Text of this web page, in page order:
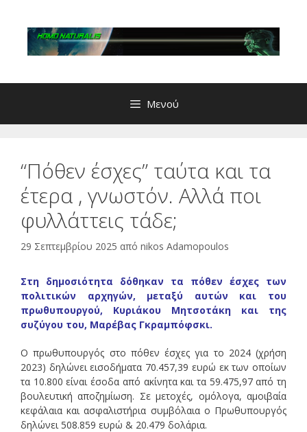
περιεχόμενο
Μενού
“Πόθεν έσχες” ταύτα και τα
έτερα , γνωστόν. Αλλά ποι
φυλλάττεις τάδε;
29 Σεπτεμβρίου 2025 από nikos Adamopoulos
Στη δημοσιότητα δόθηκαν τα πόθεν έσχες των
πολιτικών αρχηγών, μεταξύ αυτών και του
πρωθυπουργού, Κυριάκου Μητσοτάκη και της
συζύγου του, Μαρέβας Γκραμπόφσκι.
Ο πρωθυπουργός στο πόθεν έσχες για το 2024 (χρήση
2023) δηλώνει εισοδήματα 70.457,39 ευρώ εκ των οποίων
τα 10.800 είναι έσοδα από ακίνητα και τα 59.475,97 από τη
βουλευτική αποζημίωση. Σε μετοχές, ομόλογα, αμοιβαία
κεφάλαια και ασφαλιστήρια συμβόλαια ο Πρωθυπουργός
δηλώνει 508.859 ευρώ & 20.479 δολάρια.